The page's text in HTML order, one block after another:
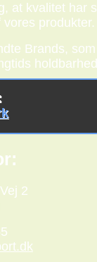
at kvalitet har
produkter.
Brands,
2